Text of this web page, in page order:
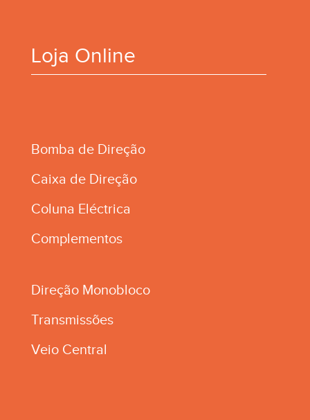
Loja Online
Bomba de Direção
Caixa de Direção
Coluna Eléctrica
Complementos
Direção Monobloco
Transmissões
Veio Central